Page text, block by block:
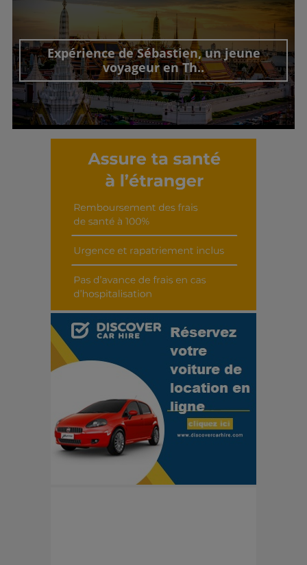
Découvrir cet interview
Expérience de Sébastien, un jeune
voyageur en Th..
Découvrir cet interview